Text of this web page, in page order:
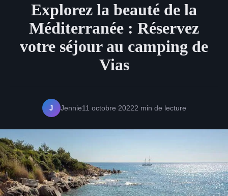
Explorez la beauté de la
Méditerranée : Réservez
votre séjour au camping de
Vias
J Jennie11 octobre 20222 min de lecture